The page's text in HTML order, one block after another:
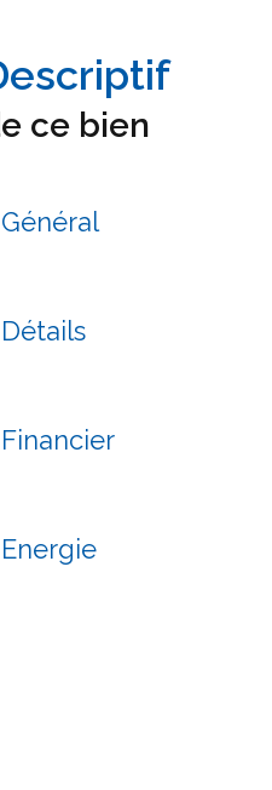
descriptif
ce bien
Général
Détails
Financier
Energie